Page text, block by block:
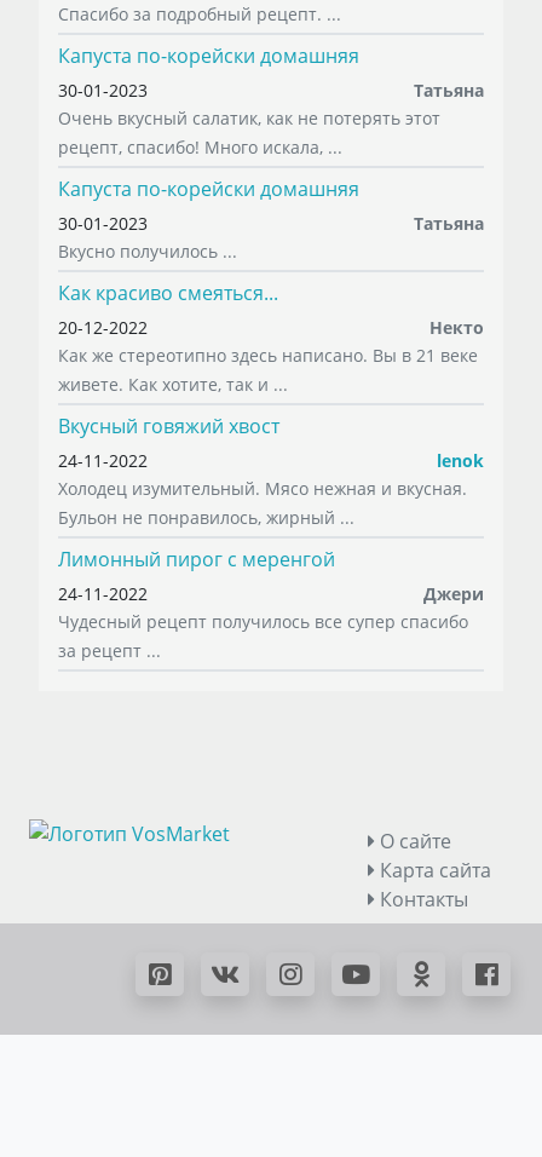
Спасибо за подробный рецепт. ...
Капуста по-корейски домашняя
30-01-2023
Татьяна
Очень вкусный салатик, как не потерять этот
рецепт, спасибо! Много искала, ...
Капуста по-корейски домашняя
30-01-2023
Татьяна
Вкусно получилось ...
Как красиво смеяться...
20-12-2022
Некто
Как же стереотипно здесь написано. Вы в 21 веке
живете. Как хотите, так и ...
Вкусный говяжий хвост
24-11-2022
lenok
Холодец изумительный. Мясо нежная и вкусная.
Бульон не понравилось, жирный ...
Лимонный пирог с меренгой
24-11-2022
Джери
Чудесный рецепт получилось все супер спасибо
за рецепт ...
О сайте
Карта сайта
Контакты